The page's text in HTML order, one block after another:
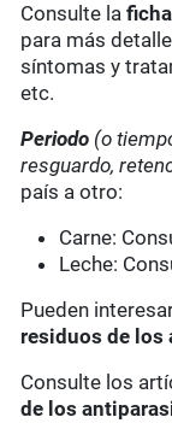
Consulte la
para más
síntomas y
etc.
Periodo (o
resguardo,
país a otro:
Carne:
Leche:
Pueden
residuos de
Consulte los
de los